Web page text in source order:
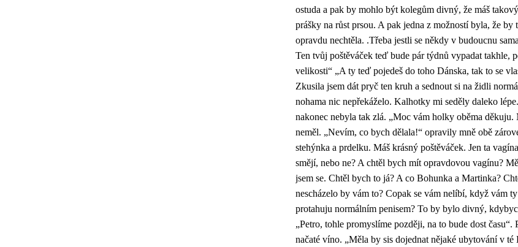
ostuda a pak by mohlo být kolegům divný, že máš
prášky na růst prsou. A pak jedna z možností byla, že
opravdu nechtěla. .Třeba jestli se někdy v budoucnu
Ten tvůj poštěváček teď bude pár týdnů vypadat takhle,
velikosti“ „A ty teď pojedeš do toho Dánska, tak to se
Zkusila jsem dát pryč ten kruh a sednout si na židli
nohama nic nepřekáželo. Kalhotky mi seděly daleko
nakonec nebyla tak zlá. „Moc vám holky oběma
neměl. „Nevím, co bych dělala!“ opravily mně obě
stehýnka a prdelku. Máš krásný poštěváček. Jen ta
smějí, nebo ne? A chtěl bych mít opravdovou vagínu?
jsem se. Chtěl bych to já? A co Bohunka a Martinka?
nescházelo by vám to? Copak se vám nelíbí, když vám
protahuju normálním penisem? To by bylo divný,
„Petro, tohle promyslíme později, na to bude dost
načaté víno. „Měla by sis dojednat nějaké ubytování v